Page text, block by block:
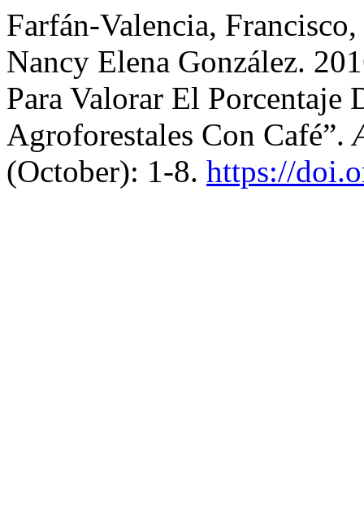
Farfán-Valencia,
Nancy Elena González.
Para Valorar El Porcentaje
Agroforestales Con Café”.
(October): 1-8. https://